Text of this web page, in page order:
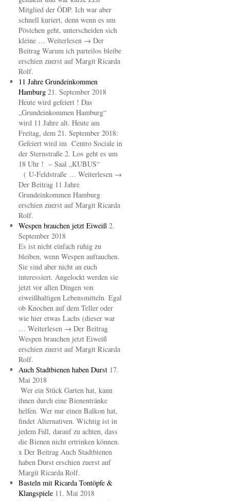
Mitglied der ÖDP. Ich war aber
schnell kuriert, denn wenn es um
Pöstchen geht, unterscheiden sich
kleine … Weiterlesen → Der
Beitrag Warum ich parteilos bleibe
erschien zuerst auf Margit Ricarda
Rolf.
11 Jahre Grundeinkommen
Hamburg 21. September 2018
Heute wird gefeiert ! Das
„Grundeinkommen Hamburg“
wird 11 Jahre alt. Heute am
Freitag, dem 21. September 2018:
Gefeiert wird im Centro Sociale in
der Sternstraße 2. Los geht es um
18 Uhr ! – Saal „KUBUS“
( U-Feldstraße … Weiterlesen →
Der Beitrag 11 Jahre
Grundeinkommen Hamburg
erschien zuerst auf Margit Ricarda
Rolf.
Wespen brauchen jetzt Eiweiß 2.
September 2018
Es ist nicht einfach ruhig zu
bleiben, wenn Wespen auftauchen.
Sie sind aber nicht an euch
interessiert. Angelockt werden sie
jetzt vor allen Dingen von
eiweißhaltigen Lebensmitteln. Egal
ob Knochen auf dem Teller oder
wie hier etwas Lachs (dieser war
… Weiterlesen → Der Beitrag
Wespen brauchen jetzt Eiweiß
erschien zuerst auf Margit Ricarda
Rolf.
Auch Stadtbienen haben Durst 17.
Mai 2018
Wer ein Stück Garten hat, kann
ihnen durch eine Bienentränke
helfen. Wer nur einen Balkon hat,
findet Alternativen. Wichtig ist in
jedem Fall, darauf zu achten, dass
die Bienen nicht ertrinken können.
x Der Beitrag Auch Stadtbienen
haben Durst erschien zuerst auf
Margit Ricarda Rolf.
Basteln mit Ricarda Tontöpfe &
Klangspiele 11. Mai 2018